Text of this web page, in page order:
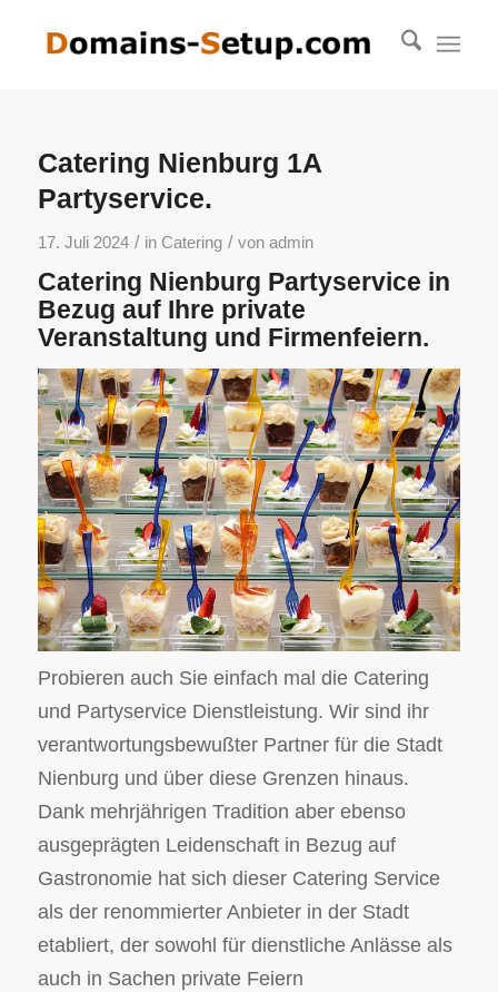
Catering Nienburg 1A
Partyservice.
17. Juli 2024 / in Catering / von admin
Catering Nienburg Partyservice in
Bezug auf Ihre private
Veranstaltung und Firmenfeiern.
Probieren auch Sie einfach mal die Catering
und Partyservice Dienstleistung. Wir sind ihr
verantwortungsbewußter Partner für die Stadt
Nienburg und über diese Grenzen hinaus.
Dank mehrjährigen Tradition aber ebenso
ausgeprägten Leidenschaft in Bezug auf
Gastronomie hat sich dieser Catering Service
als der renommierter Anbieter in der Stadt
etabliert, der sowohl für dienstliche Anlässe als
auch in Sachen private Feiern